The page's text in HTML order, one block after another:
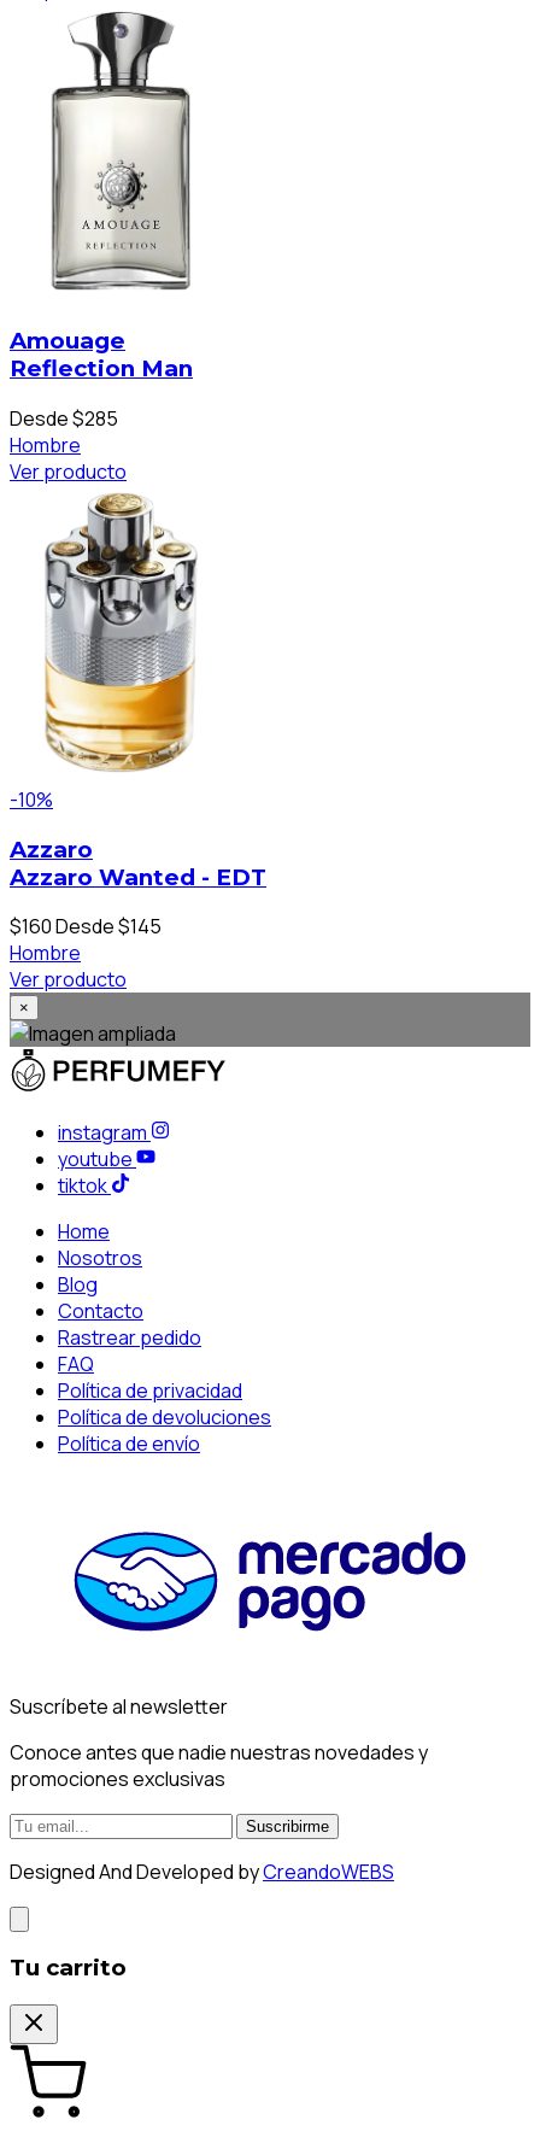
Amouage
Reflection Man
Desde $285
Hombre
Ver producto
-10%
Azzaro
Azzaro Wanted - EDT
$160Desde $145
Hombre
Ver producto
×
instagram
youtube
tiktok
Home
Nosotros
Blog
Contacto
Rastrear pedido
FAQ
Política de privacidad
Política de devoluciones
Política de envío
Suscríbete al newsletter
Conoce antes que nadie nuestras novedades y
promociones exclusivas
Suscribirme
Designed And Developed byCreandoWEBS
Tu carrito